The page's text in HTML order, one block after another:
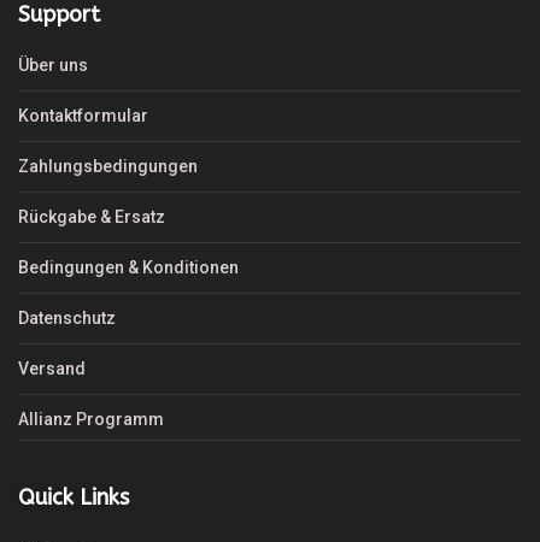
Support
Über uns
Kontaktformular
Zahlungsbedingungen
Rückgabe & Ersatz
Bedingungen & Konditionen
Datenschutz
Versand
Allianz Programm
Quick Links